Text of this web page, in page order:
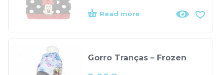
Read more
Gorro Tranças – Frozen